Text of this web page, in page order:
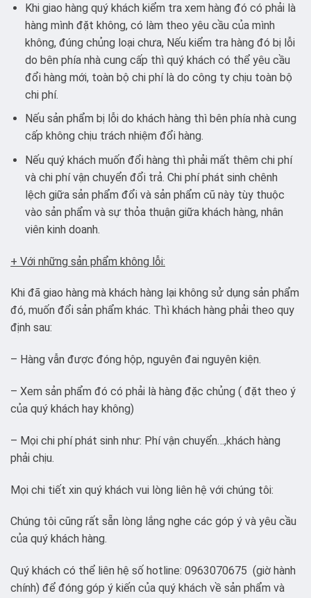
Khi giao hàng quý khách kiểm tra xem hàng đó có phải là
hàng mình đặt không, có làm theo yêu cầu của mình
không, đúng chủng loại chưa, Nếu kiểm tra hàng đó bị lỗi
do bên phía nhà cung cấp thì quý khách có thể yêu cầu
đổi hàng mới, toàn bộ chi phí là do công ty chịu toàn bộ
chi phí.
Nếu sản phẩm bị lỗi do khách hàng thì bên phía nhà cung
cấp không chịu trách nhiệm đổi hàng.
Nếu quý khách muốn đổi hàng thì phải mất thêm chi phí
và chi phí vận chuyển đổi trả. Chi phí phát sinh chênh
lệch giữa sản phẩm đổi và sản phẩm cũ này tùy thuộc
vào sản phẩm và sự thỏa thuận giữa khách hàng, nhân
viên kinh doanh.
+ Với những sản phẩm không lỗi:
Khi đã giao hàng mà khách hàng lại không sử dụng sản phẩm
đó, muốn đổi sản phẩm khác. Thì khách hàng phải theo quy
định sau:
– Hàng vẫn được đóng hộp, nguyên đai nguyên kiện.
– Xem sản phẩm đó có phải là hàng đặc chủng ( đặt theo ý
của quý khách hay không)
– Mọi chi phí phát sinh như: Phí vận chuyển…,khách hàng
phải chịu.
Mọi chi tiết xin quý khách vui lòng liên hệ với chúng tôi:
Chúng tôi cũng rất sẵn lòng lắng nghe các góp ý và yêu cầu
của quý khách hàng.
Quý khách có thể liên hệ số hotline: 0963070675 (giờ hành
chính) để đóng góp ý kiến của quý khách về sản phẩm và